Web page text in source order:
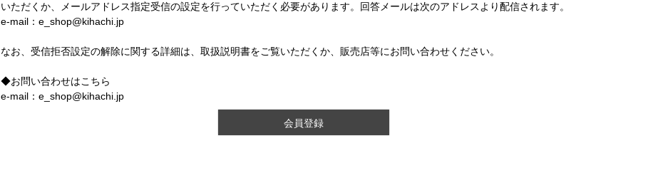
いただくか、メールアドレス指定受信の設定を行っていただく必要があります。回答メールは次のアドレスより配信されます。
e-mail：e_shop@kihachi.jp
なお、受信拒否設定の解除に関する詳細は、取扱説明書をご覧いただくか、販売店等にお問い合わせください。
◆お問い合わせはこちら
e-mail：e_shop@kihachi.jp
会員登録